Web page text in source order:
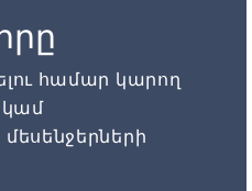
համար կարող
կամ